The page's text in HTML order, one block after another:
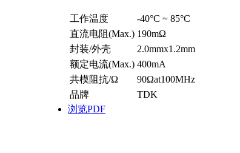
工作温度
-40°C ~ 85°C
直流电阻(Max.) 190mΩ
封装/外壳
2.0mmx1.2mm
额定电流(Max.) 400mA
共模阻抗/Ω
90Ωat100MHz
品牌
TDK
浏览PDF